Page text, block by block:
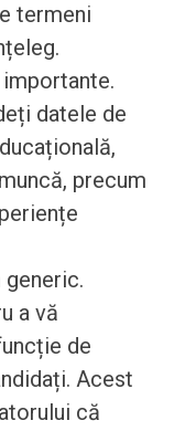
termeni
datele de
precum
generic.
a vă
de
Acest
că